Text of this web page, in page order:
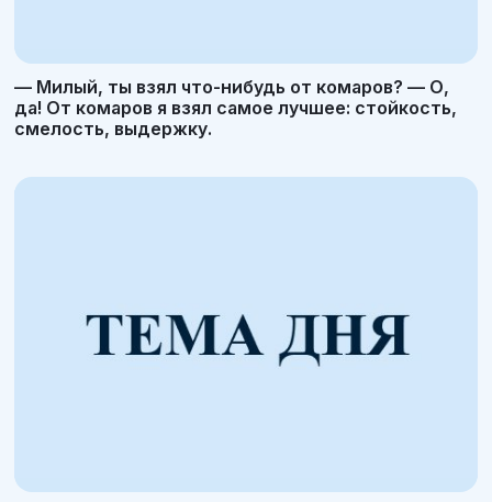
— Милый, ты взял что-нибудь от комаров? — О,
да! От комаров я взял самое лучшее: стойкость,
смелость, выдержку.